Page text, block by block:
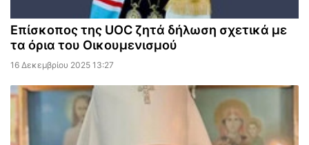
Επίσκοπος της UOC ζητά δήλωση σχετικά με
τα όρια του Οικουμενισμού
16 Δεκεμβρίου 2025 13:27